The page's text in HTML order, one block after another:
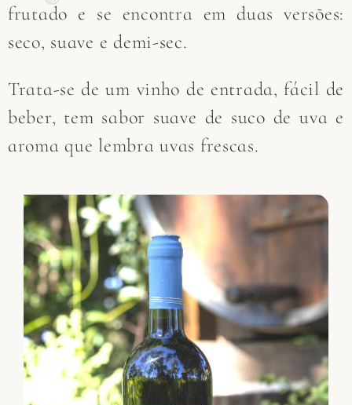
frutado e se encontra em duas versões:
seco, suave e demi-sec.
Trata-se de um vinho de entrada, fácil de
beber, tem sabor suave de suco de uva e
aroma que lembra uvas frescas.